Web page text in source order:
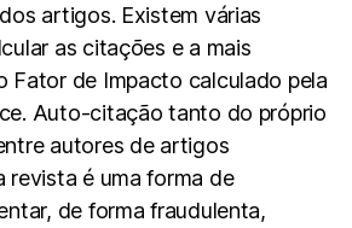
artigos. Existem várias
as citações e a mais
Fator de Impacto calculado pela
Auto-citação tanto do próprio
autores de artigos
revista é uma forma de
de forma fraudulenta,